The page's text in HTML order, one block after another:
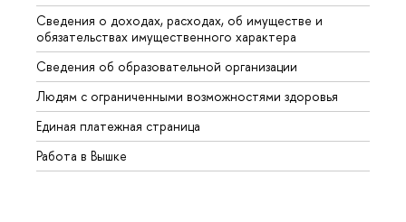
Сведения о доходах, расходах, об имуществе и
обязательствах имущественного характера
Сведения об образовательной организации
Людям с ограниченными возможностями здоровья
Единая платежная страница
Работа в Вышке